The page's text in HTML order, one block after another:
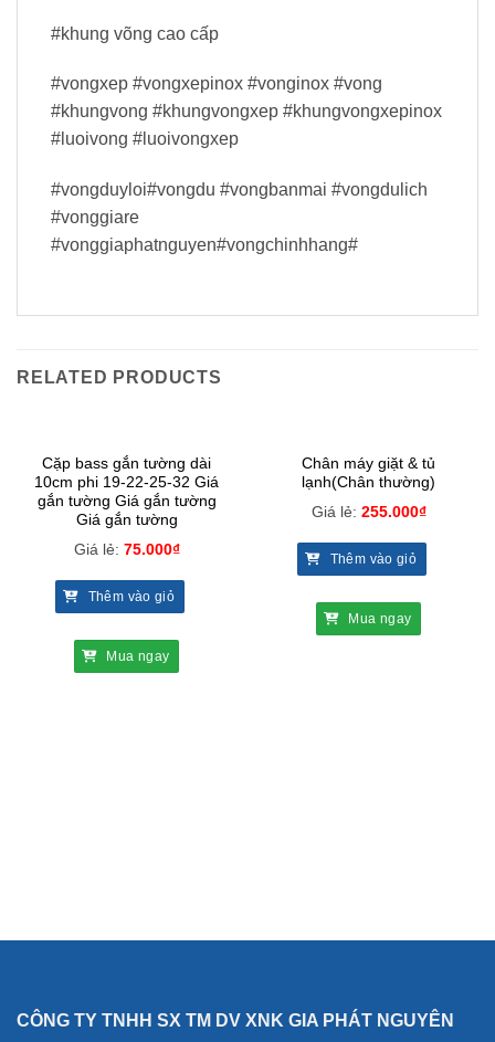
#khung võng cao cấp
#vongxep #vongxepinox #vonginox #vong
#khungvong #khungvongxep #khungvongxepinox
#luoivong #luoivongxep
#vongduyloi#vongdu #vongbanmai #vongdulich
#vonggiare
#vonggiaphatnguyen#vongchinhhang#
RELATED PRODUCTS
Cặp bass gắn tường dài
10cm phi 19-22-25-32 Giá
gắn tường Giá gắn tường
Giá gắn tường
Giá lẻ: 75.000₫
Thêm vào giỏ
Mua ngay
Chân máy giặt & tủ
lạnh(Chân thường)
Giá lẻ: 255.000₫
Thêm vào giỏ
Mua ngay
CÔNG TY TNHH SX TM DV XNK GIA PHÁT NGUYÊN